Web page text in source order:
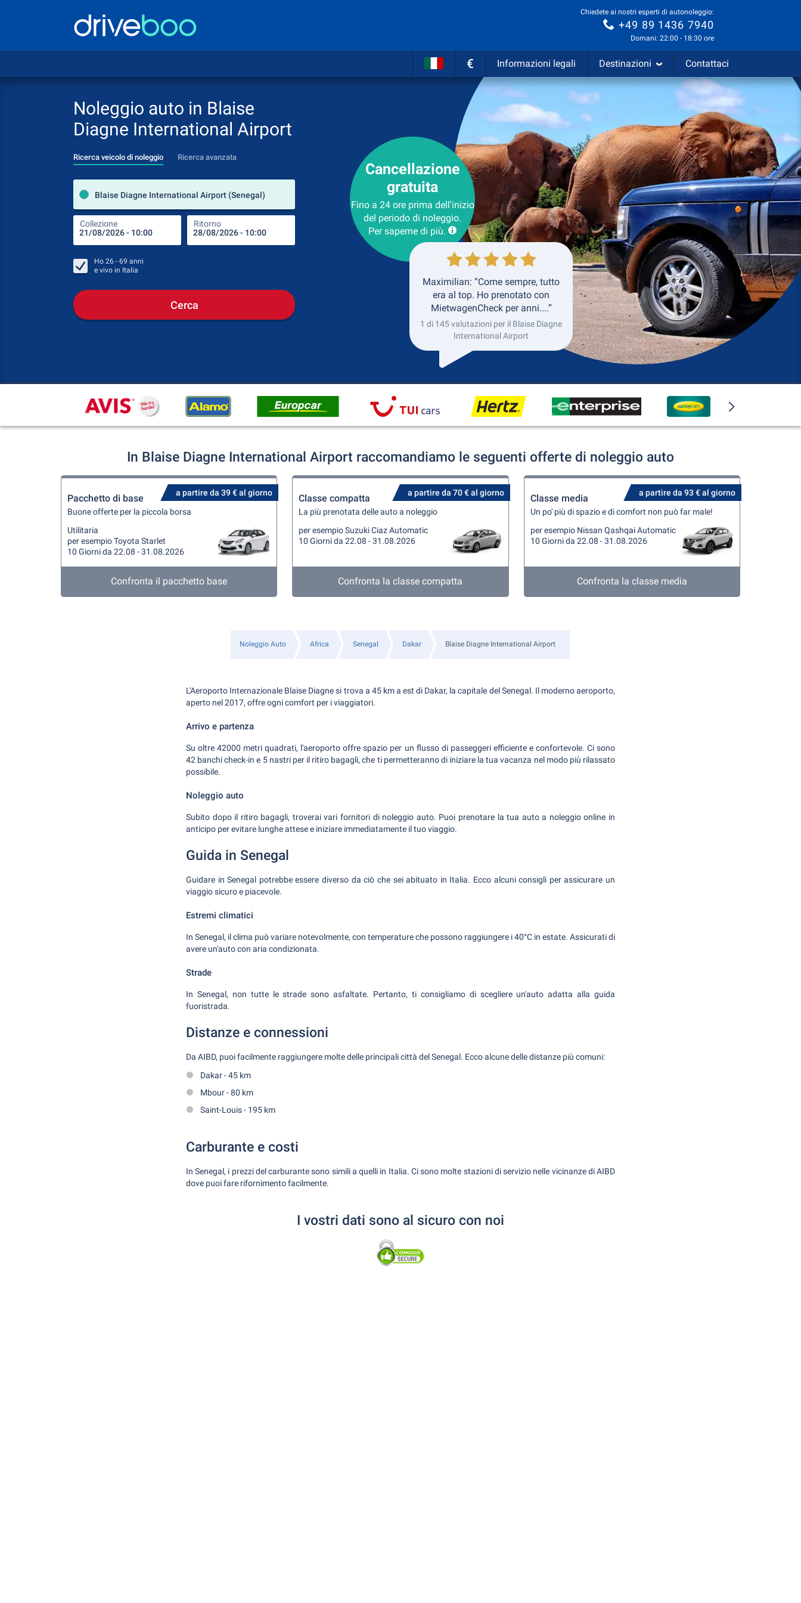
Chiedete ai nostri esperti di autonoleggio:
+49 89 1436 7940
Domani: 22:00 - 18:30 ore
€ Informazioni legali Destinazioni Contattaci
Noleggio auto in Blaise
Diagne International Airport
Ricerca veicolo di noleggio Ricerca avanzata
Blaise Diagne International Airport (Senegal)
Collezione Ritorno
Luogo del noleggio
Luogo di ritorno
Ho 26 - 69 anni
e vivo in Italia
Cerca
Cancellazione
gratuita
Fino a 24 ore prima dell'inizio
del periodo di noleggio.
Per saperne di più.
Maximilian: “Come sempre, tutto
era al top. Ho prenotato con
MietwagenCheck per anni....”
1 di 145 valutazioni per il Blaise Diagne
International Airport
In Blaise Diagne International Airport raccomandiamo le seguenti offerte di noleggio auto
a partire da 39 € al giorno
Pacchetto di base
Buone offerte per la piccola borsa
Utilitaria
per esempio Toyota Starlet
10 Giorni da 22.08 - 31.08.2026
Confronta il pacchetto base
a partire da 70 € al giorno
Classe compatta
La più prenotata delle auto a noleggio
per esempio Suzuki Ciaz Automatic
10 Giorni da 22.08 - 31.08.2026
Confronta la classe compatta
a partire da 93 € al giorno
Classe media
Un po' più di spazio e di comfort non può far male!
per esempio Nissan Qashqai Automatic
10 Giorni da 22.08 - 31.08.2026
Confronta la classe media
Noleggio Auto Africa Senegal Dakar Blaise Diagne International Airport
L'Aeroporto Internazionale Blaise Diagne si trova a 45 km a est di Dakar, la capitale del Senegal. Il moderno aeroporto,
aperto nel 2017, offre ogni comfort per i viaggiatori.
Arrivo e partenza
Su oltre 42000 metri quadrati, l'aeroporto offre spazio per un flusso di passeggeri efficiente e confortevole. Ci sono
42 banchi check-in e 5 nastri per il ritiro bagagli, che ti permetteranno di iniziare la tua vacanza nel modo più rilassato
possibile.
Noleggio auto
Subito dopo il ritiro bagagli, troverai vari fornitori di noleggio auto. Puoi prenotare la tua auto a noleggio online in
anticipo per evitare lunghe attese e iniziare immediatamente il tuo viaggio.
Guida in Senegal
Guidare in Senegal potrebbe essere diverso da ciò che sei abituato in Italia. Ecco alcuni consigli per assicurare un
viaggio sicuro e piacevole.
Estremi climatici
In Senegal, il clima può variare notevolmente, con temperature che possono raggiungere i 40°C in estate. Assicurati di
avere un'auto con aria condizionata.
Strade
In Senegal, non tutte le strade sono asfaltate. Pertanto, ti consigliamo di scegliere un'auto adatta alla guida
fuoristrada.
Distanze e connessioni
Da AIBD, puoi facilmente raggiungere molte delle principali città del Senegal. Ecco alcune delle distanze più comuni:
Dakar - 45 km
Mbour - 80 km
Saint-Louis - 195 km
Carburante e costi
In Senegal, i prezzi del carburante sono simili a quelli in Italia. Ci sono molte stazioni di servizio nelle vicinanze di AIBD
dove puoi fare rifornimento facilmente.
I vostri dati sono al sicuro con noi